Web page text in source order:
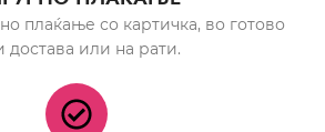
плаќање со картичка, во готово
достава или на рати.